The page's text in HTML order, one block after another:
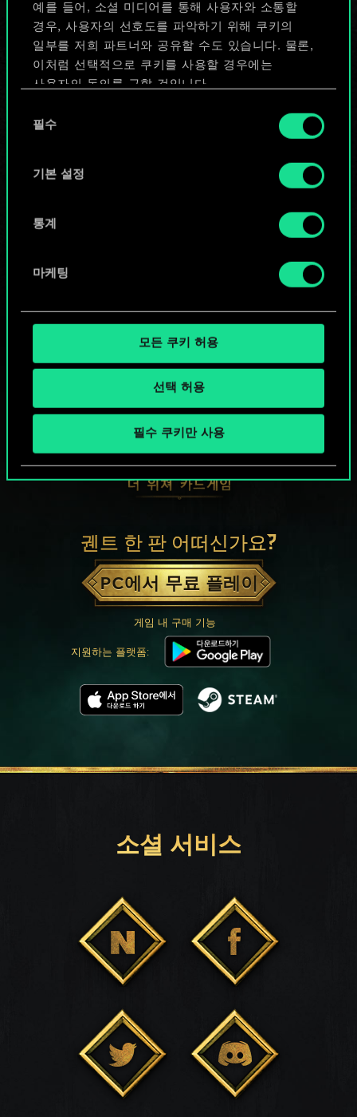
예를 들어, 소셜 미디어를 통해 사용자와 소통할
경우, 사용자의 선호도를 파악하기 위해 쿠키의
일부를 저희 파트너와 공유할 수도 있습니다. 물론,
이처럼 선택적으로 쿠키를 사용할 경우에는
사용자의 동의를 구할 것입니다.
쿠키 사용에 관한 세부 사항이나 관련 설정은 아래의
필수
기본 설정
통계
마케팅
모든 쿠키 허용
선택 허용
필수 쿠키만 사용
있습니다!
덱 이름 짓기 & 가이드 작성하기
궨트 한 판 어떠신가요?
PC에서 무료 플레이
게임 내 구매 기능
지원하는 플랫폼:
소셜 서비스